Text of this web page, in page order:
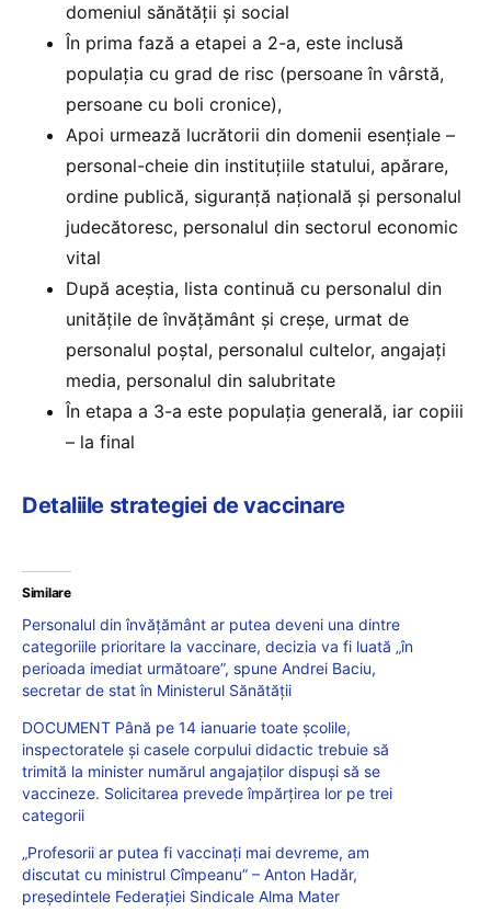
domeniul sănătății și social
În prima fază a etapei a 2-a, este inclusă
populația cu grad de risc (persoane în vârstă,
persoane cu boli cronice),
Apoi urmează lucrătorii din domenii esențiale –
personal-cheie din instituțiile statului, apărare,
ordine publică, siguranță națională și personalul
judecătoresc, personalul din sectorul economic
vital
După aceștia, lista continuă cu personalul din
unitățile de învățământ și creșe, urmat de
personalul poștal, personalul cultelor, angajați
media, personalul din salubritate
În etapa a 3-a este populația generală, iar copiii
– la final
Detaliile strategiei de vaccinare
Similare
Personalul din învăţământ ar putea deveni una dintre
categoriile prioritare la vaccinare, decizia va fi luată „în
perioada imediat următoare”, spune Andrei Baciu,
secretar de stat în Ministerul Sănătății
DOCUMENT Până pe 14 ianuarie toate școlile,
inspectoratele și casele corpului didactic trebuie să
trimită la minister numărul angajaților dispuși să se
vaccineze. Solicitarea prevede împărțirea lor pe trei
categorii
„Profesorii ar putea fi vaccinați mai devreme, am
discutat cu ministrul Cîmpeanu” – Anton Hadăr,
președintele Federației Sindicale Alma Mater